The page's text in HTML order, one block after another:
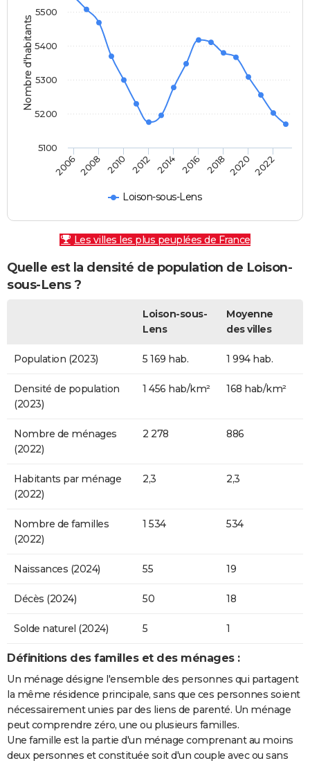
Nombre d'habitants
Loison-sous-Lens
20062008 2010 2012 2014 2016 2018 2020 2022
5100
5200
5300
5400
5500
Les villes les plus peuplées de France
Quelle est la densité de population de Loison-
sous-Lens ?
Loison-sous-
Lens
Moyenne
des villes
Population (2023) 5 169 hab. 1 994 hab.
Densité de population
(2023)
1 456 hab/km² 168 hab/km²
Nombre de ménages
(2022)
2 278 886
Habitants par ménage
(2022)
2,3 2,3
Nombre de familles
(2022)
1 534 534
Naissances (2024) 55 19
Décès (2024) 50 18
Solde naturel (2024) 5 1
Définitions des familles et des ménages :
Un ménage désigne l'ensemble des personnes qui partagent
la même résidence principale, sans que ces personnes soient
nécessairement unies par des liens de parenté. Un ménage
peut comprendre zéro, une ou plusieurs familles.
Une famille est la partie d'un ménage comprenant au moins
deux personnes et constituée soit d'un couple avec ou sans